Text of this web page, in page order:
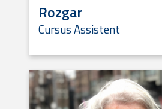
Rozgar
Cursus Assistent